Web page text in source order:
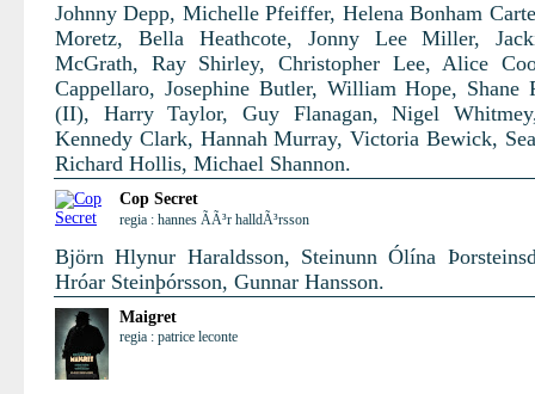
Johnny Depp, Michelle Pfeiffer, Helena Bonham
Moretz, Bella Heathcote, Jonny Lee Miller,
McGrath, Ray Shirley, Christopher Lee, Alice
Cappellaro, Josephine Butler, William Hope, Shane
(II), Harry Taylor, Guy Flanagan, Nigel
Kennedy Clark, Hannah Murray, Victoria Bewick,
Richard Hollis, Michael Shannon.
Cop Secret
regia : hannes ÃÃ³r halldÃ³rsson
Björn Hlynur Haraldsson, Steinunn Ólína
Hróar Steinþórsson, Gunnar Hansson.
Maigret
regia : patrice leconte